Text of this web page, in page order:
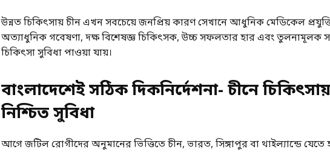
উন্নত চিকিৎসায় চীন এখন সবচেয়ে জনপ্রিয় কারণ সেখানে আধুনিক মেডিকেল
অত্যাধুনিক গবেষণা, দক্ষ বিশেষজ্ঞ চিকিৎসক, উচ্চ সফলতার হার এবং তুলনামূলক
চিকিৎসা সুবিধা পাওয়া যায়।
বাংলাদেশেই সঠিক দিকনির্দেশনা- চীনে চিকিৎসায়
নিশ্চিত সুবিধা
আগে জটিল রোগীদের অনুমানের ভিত্তিতে চীন, ভারত, সিঙ্গাপুর বা থাইল্যান্ডে